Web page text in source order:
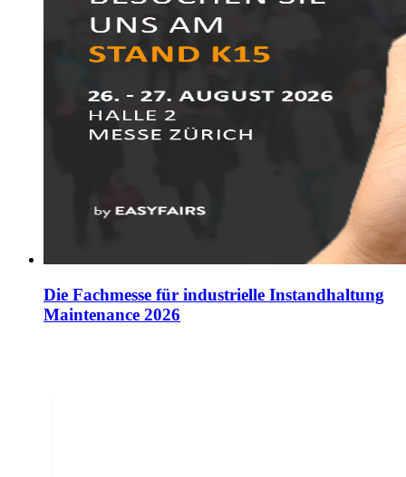
Die Fachmesse für industrielle Instandhaltung
Maintenance 2026